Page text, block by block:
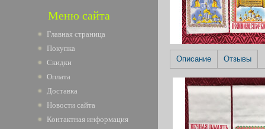
Меню сайта
Главная страница
Покупка
Скидки
Оплата
Доставка
Новости сайта
Контактная информация
Описание Отзывы